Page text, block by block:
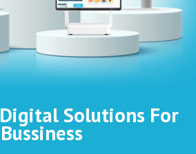
Solutions For
Bussiness